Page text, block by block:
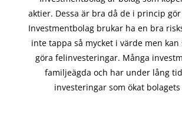
aktier. Dessa är bra då de i princip gör
Investmentbolag brukar ha en bra
inte tappa så mycket i värde men kan
göra felinvesteringar. Många
familjeägda och har under lång
investeringar som ökat